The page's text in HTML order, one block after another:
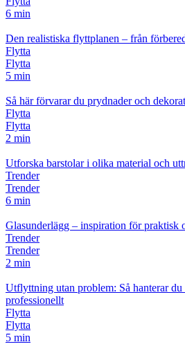
6 min
Den realistiska flyttplanen – från
Flytta
Flytta
5 min
Så här förvarar du prydnader och
Flytta
Flytta
2 min
Utforska barstolar i olika material och
Trender
Trender
6 min
Glasunderlägg – inspiration för praktisk
Trender
Trender
2 min
Utflyttning utan problem: Så hanterar du
professionellt
Flytta
Flytta
5 min